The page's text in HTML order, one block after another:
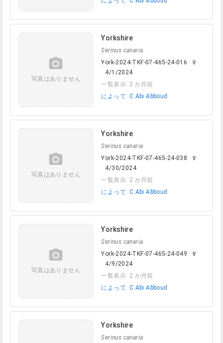
camera_alt
写真はありません
Yorkshire
Serinus canaria
York-2024-TKF-07-465-24-016
female
4/1/2024
一覧表示: 2 か月前
によって: C Abi Abboud
camera_alt
写真はありません
Yorkshire
Serinus canaria
York-2024-TKF-07-465-24-038
female
4/30/2024
一覧表示: 2 か月前
によって: C Abi Abboud
camera_alt
写真はありません
Yorkshire
Serinus canaria
York-2024-TKF-07-465-24-049
female
4/9/2024
一覧表示: 2 か月前
によって: C Abi Abboud
Yorkshire
Serinus canaria